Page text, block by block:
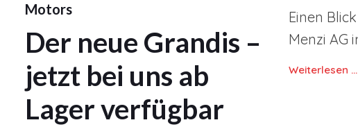
Motors
Der neue Grandis –
jetzt bei uns ab
Lager verfügbar
Einen
Menzi AG
Weiterlesen …